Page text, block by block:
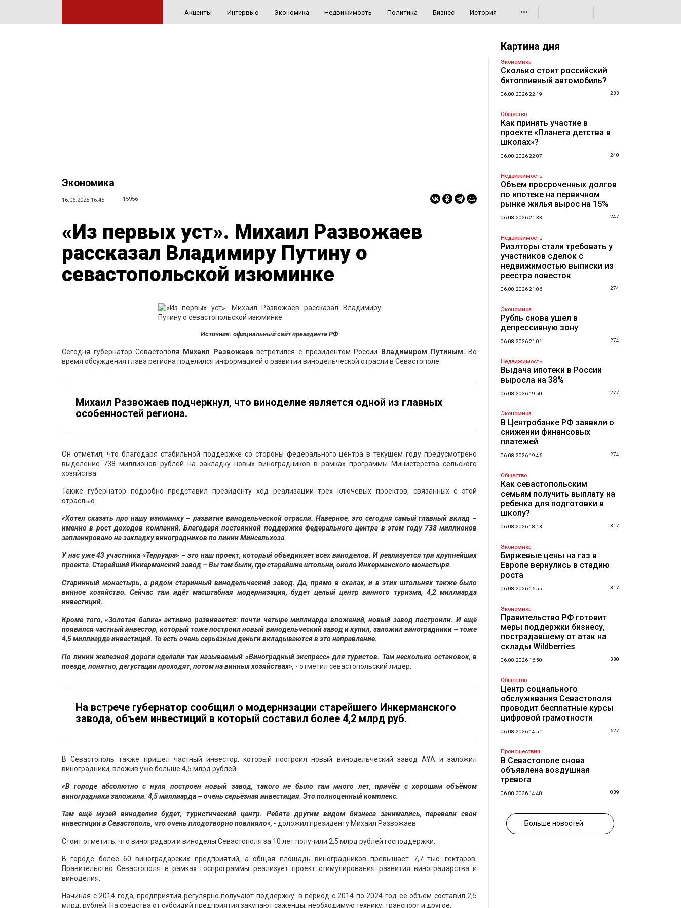
Акценты Интервью Экономика Недвижимость Политика Бизнес История •••
Экономика
16.06.2025 16:45 15956
«Из первых уст». Михаил Развожаев
рассказал Владимиру Путину о
севастопольской изюминке
Источник: официальный сайт президента РФ
Сегодня губернатор Севастополя Михаил Развожаеввстретился с президентом России Владимиром Путиным. Во
время обсуждения глава региона поделился информацией о развитии винодельческой отрасли в Севастополе.
Михаил Развожаев подчеркнул, что виноделие является одной из главных
особенностей региона.
Он отметил, что благодаря стабильной поддержке со стороны федерального центра в текущем году предусмотрено
выделение 738 миллионов рублей на закладку новых виноградников в рамках программы Министерства сельского
хозяйства.
Также губернатор подробно представил президенту ход реализации трех ключевых проектов, связанных с этой
отраслью.
«Хотел сказать про нашу изюминку – развитие винодельческой отрасли. Наверное, это сегодня самый главный вклад –
именно в рост доходов компаний. Благодаря постоянной поддержке федерального центра в этом году 738 миллионов
запланировано на закладку виноградников по линии Минсельхоза.
У нас уже 43 участника «Терруара» – это наш проект, который объединяет всех виноделов. И реализуется три крупнейших
проекта. Старейший Инкерманский завод – Вы там были, где старейшие штольни, около Инкерманского монастыря.
Старинный монастырь, а рядом старинный винодельческий завод. Да, прямо в скалах, и в этих штольнях также было
винное хозяйство. Сейчас там идёт масштабная модернизация, будет целый центр винного туризма, 4,2 миллиарда
инвестиций.
Кроме того, «Золотая балка» активно развивается: почти четыре миллиарда вложений, новый завод построили. И ещё
появился частный инвестор, который тоже построил новый винодельческий завод и купил, заложил виноградники – тоже
4,5 миллиарда инвестиций. То есть очень серьёзные деньги вкладываются в это направление.
По линии железной дороги сделали так называемый «Виноградный экспресс» для туристов. Там несколько остановок, в
поезде, понятно, дегустации проходят, потом на винных хозяйствах», - отметил севастопольский лидер.
На встрече губернатор сообщил о модернизации старейшего Инкерманского
завода, объем инвестиций в который составил более 4,2 млрд руб.
В Севастополь также пришел частный инвестор, который построил новый винодельческий завод AYA и заложил
виноградники, вложив уже больше 4,5 млрд рублей.
«В городе абсолютно с нуля построен новый завод, такого не было там много лет, причём с хорошим объёмом
виноградники заложили. 4,5 миллиарда – очень серьёзная инвестиция. Это полноценный комплекс.
Там ещё музей виноделия будет, туристический центр. Ребята другим видом бизнеса занимались, перевели свои
инвестиции в Севастополь, что очень плодотворно повлияло», - доложил президенту Михаил Развожаев.
Стоит отметить, что виноградари и виноделы Севастополя за 10 лет получили 2,5 млрд рублей господдержки.
В городе более 60 виноградарских предприятий, а общая площадь виноградников превышает 7,7 тыс. гектаров.
Правительство Севастополя в рамках госпрограммы реализует проект стимулирования развития виноградарства и
виноделия.
Начиная с 2014 года, предприятия регулярно получают поддержку: в период с 2014 по 2024 год её объем составил 2,5
млрд. рублей. На средства от субсидий предприятия закупают саженцы, необходимую технику, транспорт и другое.
Картина дня
Экономика
Сколько стоит российский
битопливный автомобиль?
06.08.2026 22:19 233
Общество
Как принять участие в
проекте «Планета детства в
школах»?
06.08.2026 22:07 240
Недвижимость
Объем просроченных долгов
по ипотеке на первичном
рынке жилья вырос на 15%
06.08.2026 21:33 247
Недвижимость
Риэлторы стали требовать у
участников сделок с
недвижимостью выписки из
реестра повесток
06.08.2026 21:06 274
Экономика
Рубль снова ушел в
депрессивную зону
06.08.2026 21:01 274
Недвижимость
Выдача ипотеки в России
выросла на 38%
06.08.2026 19:50 277
Экономика
В Центробанке РФ заявили о
снижении финансовых
платежей
06.08.2026 19:46 274
Общество
Как севастопольским
семьям получить выплату на
ребенка для подготовки в
школу?
06.08.2026 18:13 317
Экономика
Биржевые цены на газ в
Европе вернулись в стадию
роста
06.08.2026 16:55 317
Экономика
Правительство РФ готовит
меры поддержки бизнесу,
пострадавшему от атак на
склады Wildberries
06.08.2026 16:50 330
Общество
Центр социального
обслуживания Севастополя
проводит бесплатные курсы
цифровой грамотности
06.08.2026 14:51 627
Происшествия
В Севастополе снова
объявлена воздушная
тревога
06.08.2026 14:48 839
Больше новостей